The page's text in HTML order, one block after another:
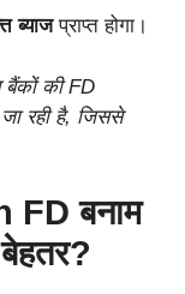
ब्याजप्राप्त होगा।
बैंकों की FD
रही है, जिससे
बनाम